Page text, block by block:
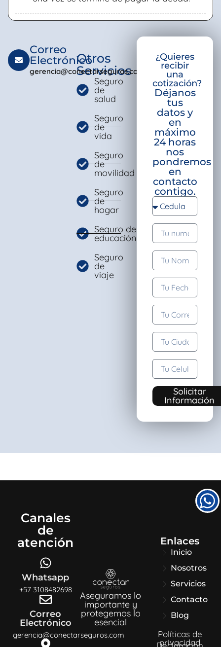
Otros
Servicios
Seguro
de
salud
Seguro
de
vida
Seguro
de
movilidad
Seguro
de
hogar
Seguro de
educación
Seguro
de
viaje
Correo
Electrónico
gerencia@conectarseguros.com
¿Quieres
recibir
una
cotización?
Déjanos
tus
datos y
en
máximo
24 horas
nos
pondremos
en
contacto
contigo.
Solicitar
Información
Canales
de
atención
Whatsapp
+57 3108482698
Correo
Electrónico
gerencia@conectarseguros.com
Aseguramos lo
importante y
protegemos lo
esencial
Enlaces
Inicio
Nosotros
Servicios
Contacto
Blog
Políticas de
privacidad